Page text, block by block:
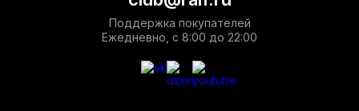
Поддержка покупателей
Ежедневно, с 8:00 до 22:00